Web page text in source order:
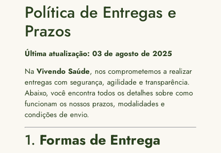
Política de Entregas e
Prazos
Última atualização: 03 de agosto de 2025
Na Vivendo Saúde, nos comprometemos a realizar
entregas com segurança, agilidade e transparência.
Abaixo, você encontra todos os detalhes sobre como
funcionam os nossos prazos, modalidades e
condições de envio.
1. Formas de Entrega